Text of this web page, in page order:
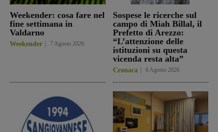
Weekender: cosa fare nel
fine settimana in
Valdarno
Weekender 7 Agosto 2026
Sospese le ricerche sul
campo di Miah Billal, il
Prefetto di Arezzo:
“L’attenzione delle
istituzioni su questa
vicenda resta alta”
Cronaca 6 Agosto 2026